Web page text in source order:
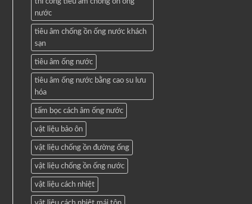
nước
tiêu âm chống ồn ống nước khách
sạn
tiêu âm ống nước
tiêu âm ống nước bằng cao su lưu
hóa
tấm bọc cách âm ống nước
vật liệu bảo ôn
vật liệu chống ồn đường ống
vật liệu chống ồn ống nước
vật liệu cách nhiệt